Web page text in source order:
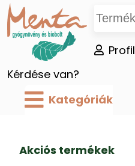
Kérdése van?
Profil
Kategóriák
Akciós termékek